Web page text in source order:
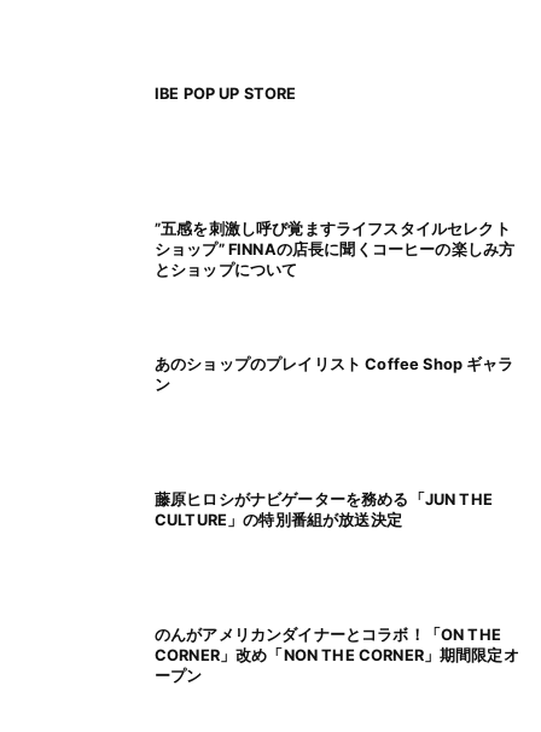
IBE POP UP STORE
”五感を刺激し呼び覚ますライフスタイルセレクト
ショップ” FINNAの店長に聞くコーヒーの楽しみ方
とショップについて
あのショップのプレイリスト Coffee Shop ギャラ
ン
藤原ヒロシがナビゲーターを務める「JUN THE
CULTURE」の特別番組が放送決定
のんがアメリカンダイナーとコラボ！「ON THE
CORNER」改め「NON THE CORNER」期間限定オ
ープン